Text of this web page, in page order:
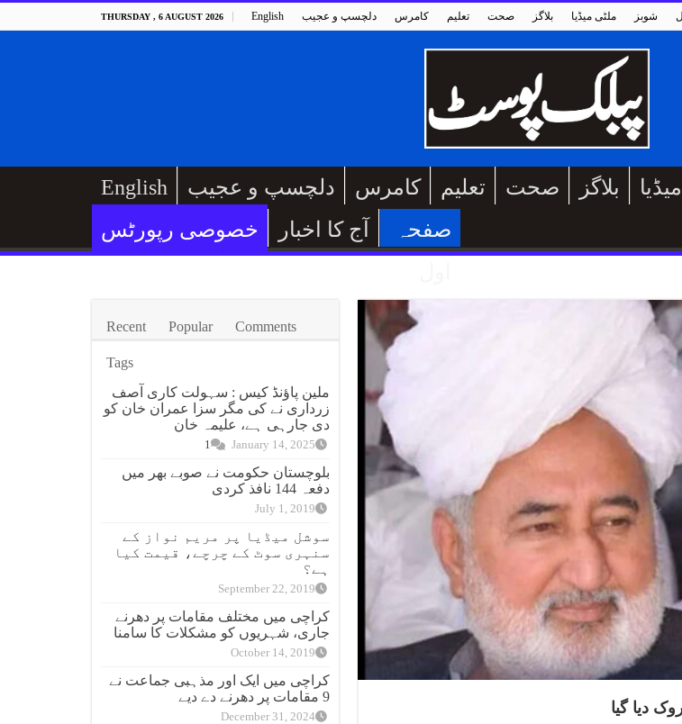
THURSDAY , 6 AUGUST 2026 English دلچسپ و عجیب کامرس تعلیم صحت بلاگز ملٹی میڈیا شوبز
English دلچسپ و عجیب کامرس تعلیم صحت بلاگز
خصوصی رپورٹس
آج کا اخبار
صفحہ
دیا گیا
Recent Popular Comments
Tags
ملین پاؤنڈ کیس : سہولت کاری آصف
زرداری نے کی مگر سزا عمران خان کو
دی جارہی ہے، علیمہ خان
January 14, 2025
1
بلوچستان حکومت نے صوبے بھر میں
دفعہ 144 نافذ کردی
July 1, 2019
سوشل میڈیا پر مریم نواز کے
سنہری سوٹ کے چرچے، قیمت کیا
ہے؟
September 22, 2019
کراچی میں مختلف مقامات پر دھرنے
جاری، شہریوں کو مشکلات کا سامنا
October 14, 2019
کراچی میں ایک اور مذہبی جماعت نے
9 مقامات پر دھرنے دے دیے
December 31, 2024